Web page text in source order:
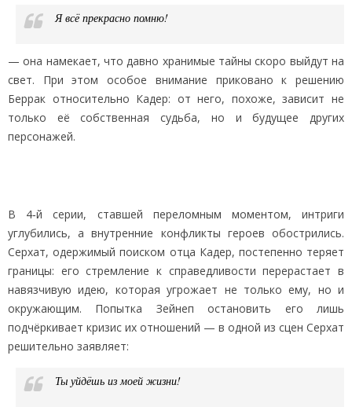
Я всё прекрасно помню!
— она намекает, что давно хранимые тайны скоро выйдут на
свет. При этом особое внимание приковано к решению
Беррак относительно Кадер: от него, похоже, зависит не
только её собственная судьба, но и будущее других
персонажей.
В 4‑й серии, ставшей переломным моментом, интриги
углубились, а внутренние конфликты героев обострились.
Серхат, одержимый поиском отца Кадер, постепенно теряет
границы: его стремление к справедливости перерастает в
навязчивую идею, которая угрожает не только ему, но и
окружающим. Попытка Зейнеп остановить его лишь
подчёркивает кризис их отношений — в одной из сцен Серхат
решительно заявляет:
Ты уйдёшь из моей жизни!